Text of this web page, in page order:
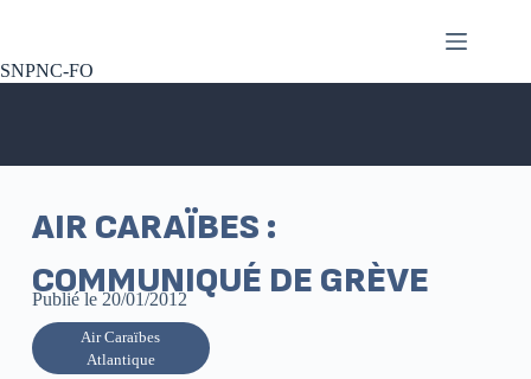
SNPNC-FO
AIR CARAÏBES :
COMMUNIQUÉ DE GRÈVE
Publié le 20/01/2012
Air Caraïbes
Atlantique